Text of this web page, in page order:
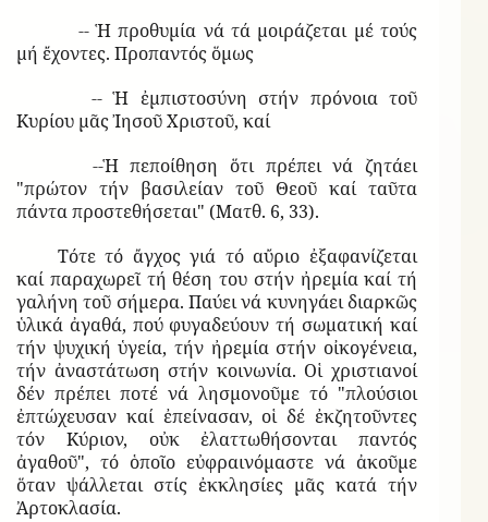
-- Ἡ προθυμία νά τά μοιράζεται μέ τούς
μή ἔχοντες. Προπαντός ὅμως
-- Ἡ ἐμπιστοσύνη στήν πρόνοια τοῦ
Κυρίου μᾶς Ἰησοῦ Χριστοῦ, καί
--Ἡ πεποίθηση ὅτι πρέπει νά ζητάει
"πρώτον τήν βασιλείαν τοῦ Θεοῦ καί ταῦτα
πάντα προστεθήσεται" (Ματθ. 6, 33).
Τότε τό ἄγχος γιά τό αὔριο ἐξαφανίζεται
καί παραχωρεῖ τή θέση του στήν ἠρεμία καί τή
γαλήνη τοῦ σήμερα. Παύει νά κυνηγάει διαρκῶς
ὑλικά ἀγαθά, πού φυγαδεύουν τή σωματική καί
τήν ψυχική ὑγεία, τήν ἠρεμία στήν οἰκογένεια,
τήν ἀναστάτωση στήν κοινωνία. Οἱ χριστιανοί
δέν πρέπει ποτέ νά λησμονοῦμε τό "πλούσιοι
ἐπτώχευσαν καί ἐπείνασαν, οἱ δέ ἐκζητοῦντες
τόν Κύριον, οὐκ ἐλαττωθήσονται παντός
ἀγαθοῦ", τό ὁποῖο εὐφραινόμαστε νά ἀκοῦμε
ὅταν ψάλλεται στίς ἐκκλησίες μᾶς κατά τήν
Ἀρτοκλασία.